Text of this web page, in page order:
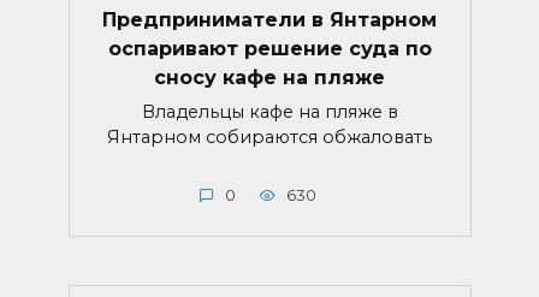
Предприниматели в Янтарном
оспаривают решение суда по
сносу кафе на пляже
Владельцы кафе на пляже в
Янтарном собираются обжаловать
0 630